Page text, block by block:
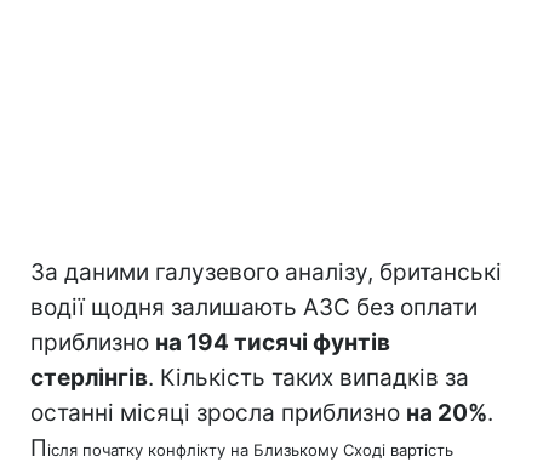
За даними галузевого аналізу, британські
водії щодня залишають АЗС без оплати
приблизно на 194 тисячі фунтів
стерлінгів. Кількість таких випадків за
останні місяці зросла приблизно на 20%.
Після початку конфлікту на Близькому Сході вартість